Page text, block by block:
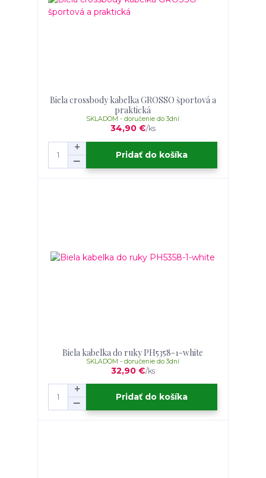
Biela crossbody kabelka GROSSO športová a
praktická
34,90 €/ks
SKLADOM - doručenie do 3dní
Pridať do košíka
Biela kabelka do ruky PH5358-1-white
32,90 €/ks
SKLADOM - doručenie do 3dní
Pridať do košíka